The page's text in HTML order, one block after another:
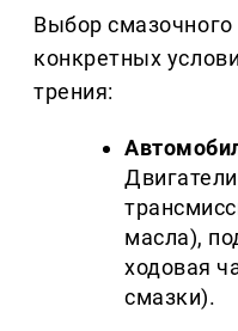
Выбор смазочного
конкретных
трения:
масла),
ходовая
смазки).